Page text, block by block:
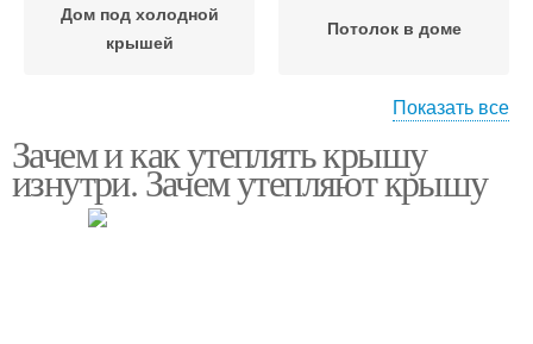
Дом под холодной
крышей
Потолок в доме
чердаком
Крыши в частном доме
Показать все
Зачем и как утеплять крышу
изнутри. Зачем утепляют крышу